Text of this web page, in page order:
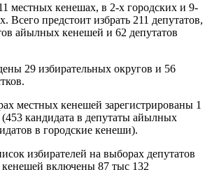
местных кенешах, в 2-х городских и 9-
Всего предстоит избрать 211 депутатов,
айылных кенешей и 62 депутатов
29 избирательных округов и 56
местных кенешей зарегистрированы 1
кандидата в депутаты айылных
в городские кенеши).
избирателей на выборах депутатов
включены 87 тыс 132